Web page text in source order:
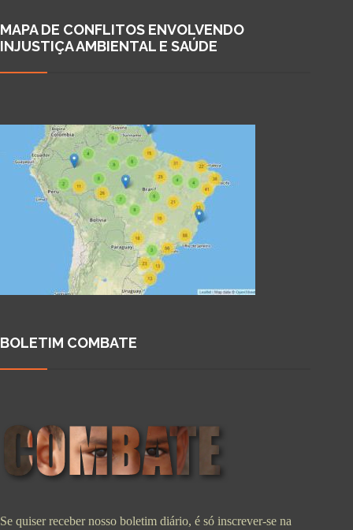
MAPA DE CONFLITOS ENVOLVENDO
INJUSTIÇA AMBIENTAL E SAÚDE
BOLETIM COMBATE
Se quiser receber nosso boletim diário, é só inscrever-se na